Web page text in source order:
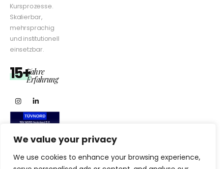
We value your privacy
We use cookies to enhance your browsing experience,
Kursprozesse.
Skalierbar,
mehrsprachig
und institutionell
einsetzbar.
15+Jahre
Erfahrung